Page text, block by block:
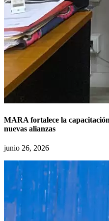
MARA fortalece la
nuevas alianzas
junio 26, 2026